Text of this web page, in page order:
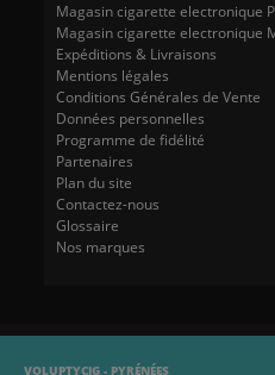
Magasin cigarette electronique
Magasin cigarette electronique
Expéditions & Livraisons
Mentions légales
Conditions Générales de Vente
Données personnelles
Programme de fidélité
Partenaires
Plan du site
Contactez-nous
Glossaire
Nos marques
VOLUPTYCIG - PYRÉNÉES